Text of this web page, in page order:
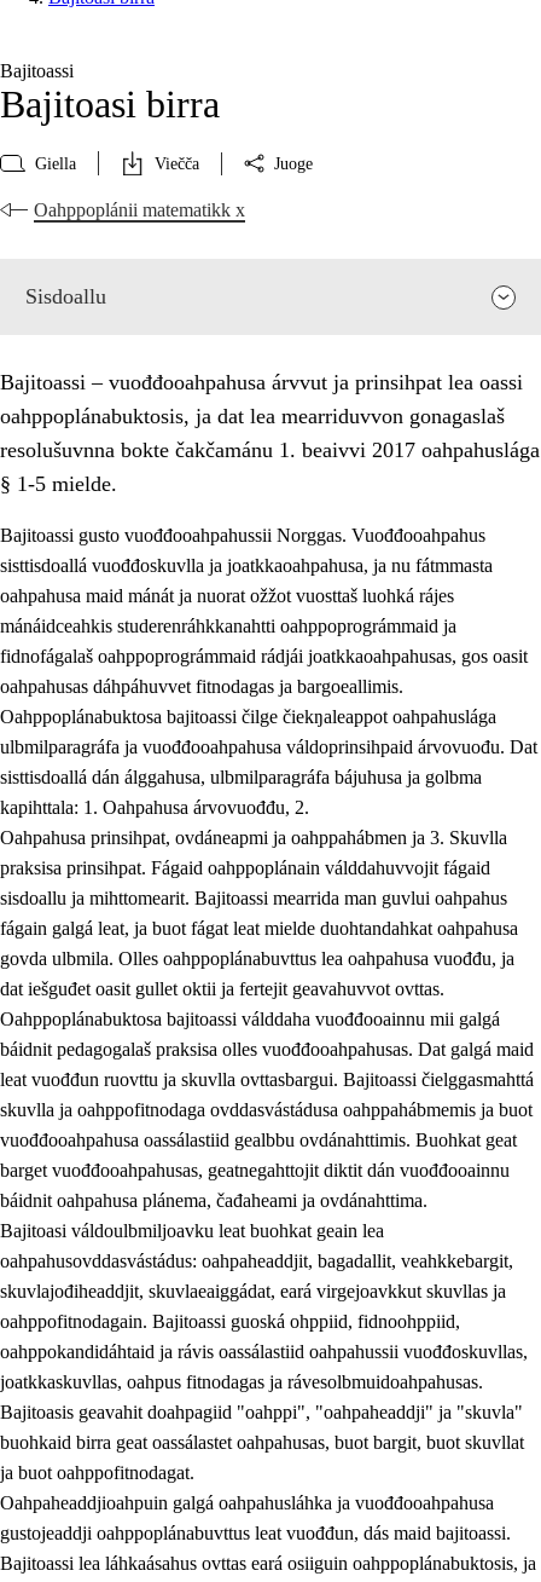
Bajitoassi
Bajitoasi birra
Giella Viečča Juoge
Oahppoplánii matematikk x
Sisdoallu
Bajitoassi – vuođđooahpahusa árvvut ja prinsihpat lea oassi
oahppoplánabuktosis, ja dat lea mearriduvvon gonagaslaš
resolušuvnna bokte čakčamánu 1. beaivvi 2017 oahpahuslága
§ 1-5 mielde.
Bajitoassi gusto vuođđooahpahussii Norggas. Vuođđooahpahus
sisttisdoallá vuođđoskuvlla ja joatkkaoahpahusa, ja nu fátmmasta
oahpahusa maid mánát ja nuorat ožžot vuosttaš luohká rájes
mánáidceahkis studerenráhkkanahtti oahppoprográmmaid ja
fidnofágalaš oahppoprográmmaid rádjái joatkkaoahpahusas, gos oasit
oahpahusas dáhpáhuvvet fitnodagas ja bargoeallimis.
Oahppoplánabuktosa bajitoassi čilge čiekŋaleappot oahpahuslága
ulbmilparagráfa ja vuođđooahpahusa váldoprinsihpaid árvovuođu. Dat
sisttisdoallá dán álggahusa, ulbmilparagráfa bájuhusa ja golbma
kapihttala: 1. Oahpahusa árvovuođđu, 2.
Oahpahusa prinsihpat, ovdáneapmi ja oahppahábmen ja 3. Skuvlla
praksisa prinsihpat. Fágaid oahppoplánain válddahuvvojit fágaid
sisdoallu ja mihttomearit. Bajitoassi mearrida man guvlui oahpahus
fágain galgá leat, ja buot fágat leat mielde duohtandahkat oahpahusa
govda ulbmila. Olles oahppoplánabuvttus lea oahpahusa vuođđu, ja
dat iešguđet oasit gullet oktii ja fertejit geavahuvvot ovttas.
Oahppoplánabuktosa bajitoassi válddaha vuođđooainnu mii galgá
báidnit pedagogalaš praksisa olles vuođđooahpahusas. Dat galgá maid
leat vuođđun ruovttu ja skuvlla ovttasbargui. Bajitoassi čielggasmahttá
skuvlla ja oahppofitnodaga ovddasvástádusa oahppahábmemis ja buot
vuođđooahpahusa oassálastiid gealbbu ovdánahttimis. Buohkat geat
barget vuođđooahpahusas, geatnegahttojit diktit dán vuođđooainnu
báidnit oahpahusa plánema, čađaheami ja ovdánahttima.
Bajitoasi váldoulbmiljoavku leat buohkat geain lea
oahpahusovddasvástádus: oahpaheaddjit, bagadallit, veahkkebargit,
skuvlajođiheaddjit, skuvlaeaiggádat, eará virgejoavkkut skuvllas ja
oahppofitnodagain. Bajitoassi guoská ohppiid, fidnoohppiid,
oahppokandidáhtaid ja rávis oassálastiid oahpahussii vuođđoskuvllas,
joatkkaskuvllas, oahpus fitnodagas ja rávesolbmuidoahpahusas.
Bajitoasis geavahit doahpagiid "oahppi", "oahpaheaddji" ja "skuvla"
buohkaid birra geat oassálastet oahpahusas, buot bargit, buot skuvllat
ja buot oahppofitnodagat.
Oahpaheaddjioahpuin galgá oahpahusláhka ja vuođđooahpahusa
gustojeaddji oahppoplánabuvttus leat vuođđun, dás maid bajitoassi.
Bajitoassi lea láhkaásahus ovttas eará osiiguin oahppoplánabuktosis, ja